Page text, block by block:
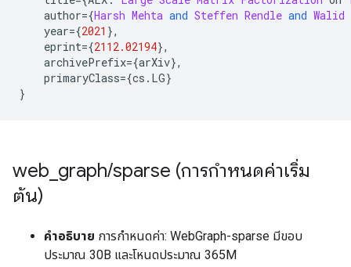
author={Harsh Mehta and Steffen Rendle and Walid
year={2021 },
eprint={2112.02194},
archivePrefix={arXiv},
primaryClass={cs . LG}
}
web graph/sparse (การกำหนดค่าเริ่ม
ต้น)
คำอธิบาย การกำหนดค่า: WebGraph-sparse มีขอบ
ประมาณ 30B และโหนดประมาณ 365M